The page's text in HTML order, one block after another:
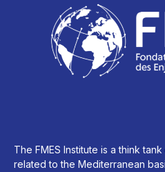
The FMES Institute is a think
related to the Mediterranean